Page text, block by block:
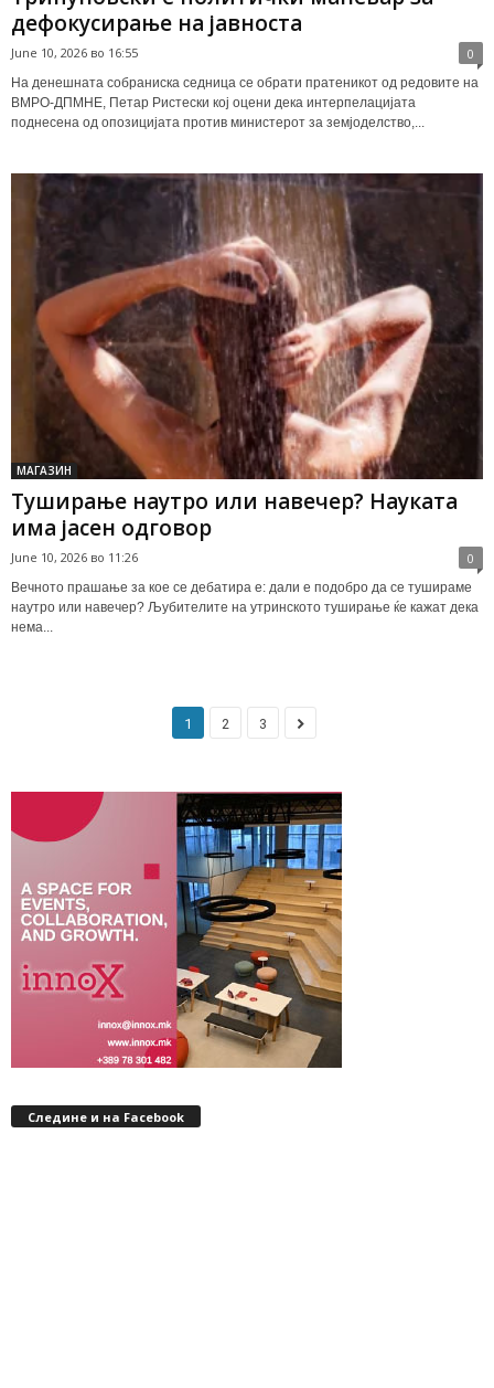
дефокусирање на јавноста
June 10, 2026 во 16:55 0
На денешната собраниска седница се обрати пратеникот од редовите на
ВМРО-ДПМНЕ, Петар Ристески кој оцени дека интерпелацијата
поднесена од опозицијата против министерот за земјоделство,...
МАГАЗИН
Туширање наутро или навечер? Науката
има јасен одговор
June 10, 2026 во 11:26 0
Вечното прашање за кое се дебатира е: дали е подобро да се тушираме
наутро или навечер? Љубителите на утринското туширање ќе кажат дека
нема...
1 2 3
Следине и на Facebook